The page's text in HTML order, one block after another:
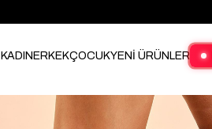
KADINERKEKÇOCUKYENİ ÜRÜNLER